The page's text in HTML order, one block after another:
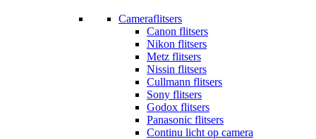
Cameraflitsers
Canon flitsers
Nikon flitsers
Metz flitsers
Nissin flitsers
Cullmann flitsers
Sony flitsers
Godox flitsers
Panasonic flitsers
Continu licht op camera